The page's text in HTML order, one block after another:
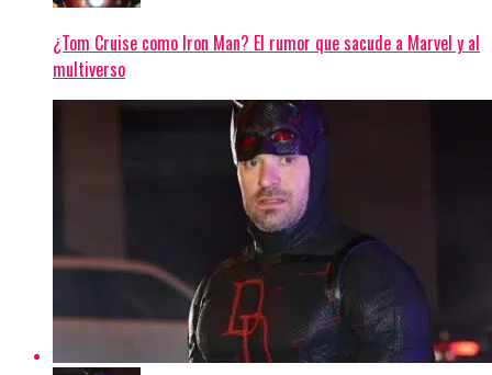
¿Tom Cruise como Iron Man? El rumor que sacude a Marvel y al
multiverso